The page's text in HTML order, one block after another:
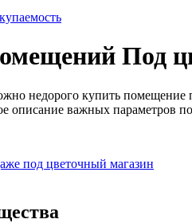
Под
недорого купить
описание важных параметров
под цветочный магазин